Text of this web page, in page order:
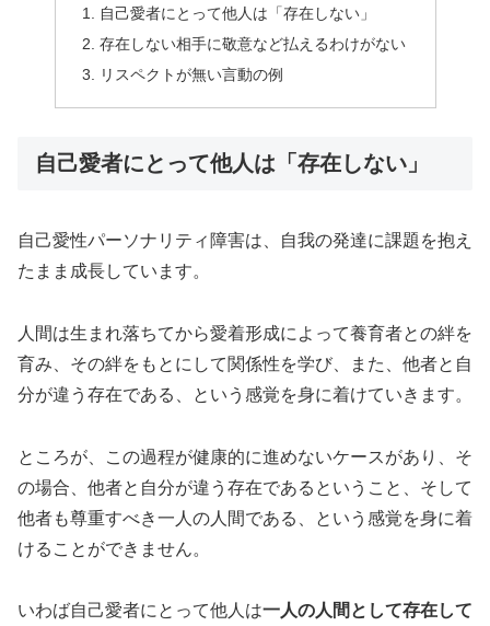
自己愛者にとって他人は「存在しない」
存在しない相手に敬意など払えるわけがない
リスペクトが無い言動の例
自己愛者にとって他人は「存在しない」
自己愛性パーソナリティ障害は、自我の発達に課題を抱え
たまま成長しています。
人間は生まれ落ちてから愛着形成によって養育者との絆を
育み、その絆をもとにして関係性を学び、また、他者と自
分が違う存在である、という感覚を身に着けていきます。
ところが、この過程が健康的に進めないケースがあり、そ
の場合、他者と自分が違う存在であるということ、そして
他者も尊重すべき一人の人間である、という感覚を身に着
けることができません。
いわば自己愛者にとって他人は一人の人間として存在して